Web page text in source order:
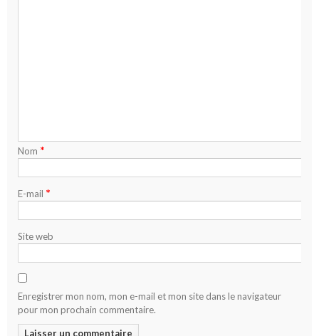
Nom *
E-mail *
Site web
Enregistrer mon nom, mon e-mail et mon site dans le navigateur
pour mon prochain commentaire.